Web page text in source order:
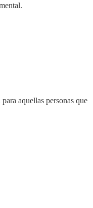
aquellas personas que